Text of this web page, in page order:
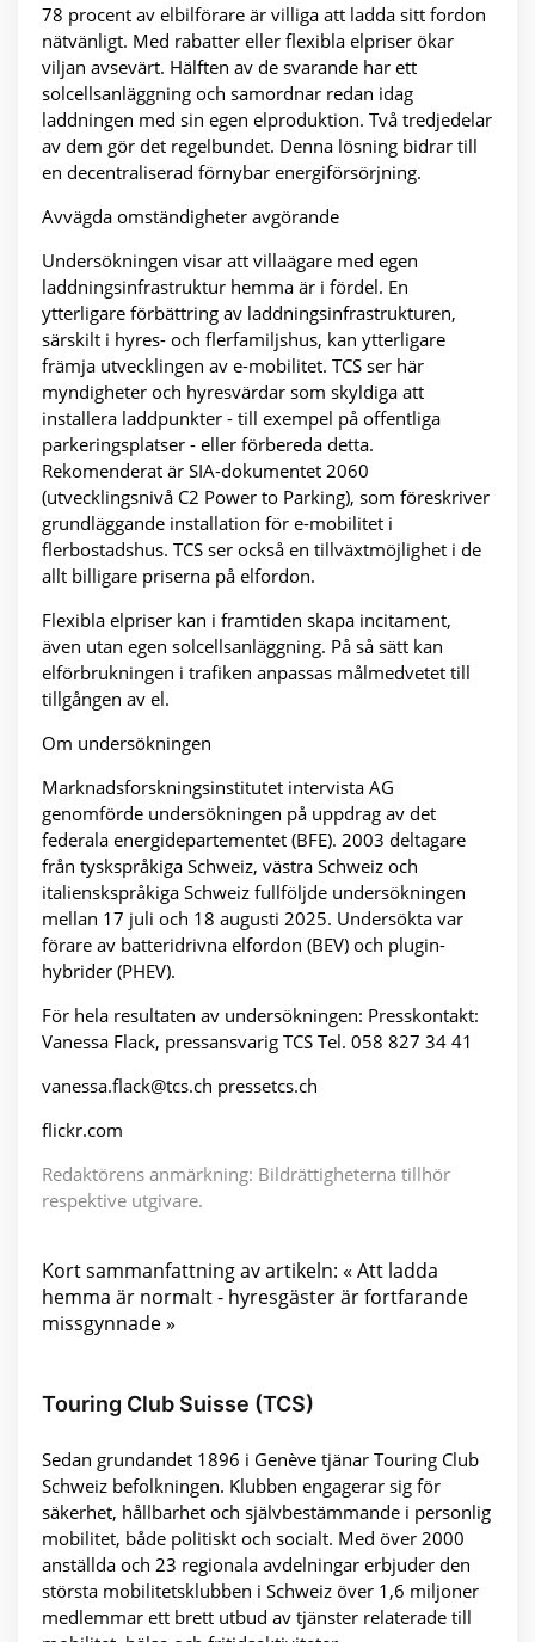
78 procent av elbilförare är villiga att ladda sitt fordon
nätvänligt. Med rabatter eller flexibla elpriser ökar
viljan avsevärt. Hälften av de svarande har ett
solcellsanläggning och samordnar redan idag
laddningen med sin egen elproduktion. Två tredjedelar
av dem gör det regelbundet. Denna lösning bidrar till
en decentraliserad förnybar energiförsörjning.
Avvägda omständigheter avgörande
Undersökningen visar att villaägare med egen
laddningsinfrastruktur hemma är i fördel. En
ytterligare förbättring av laddningsinfrastrukturen,
särskilt i hyres- och flerfamiljshus, kan ytterligare
främja utvecklingen av e-mobilitet. TCS ser här
myndigheter och hyresvärdar som skyldiga att
installera laddpunkter - till exempel på offentliga
parkeringsplatser - eller förbereda detta.
Rekomenderat är SIA-dokumentet 2060
(utvecklingsnivå C2 Power to Parking), som föreskriver
grundläggande installation för e-mobilitet i
flerbostadshus. TCS ser också en tillväxtmöjlighet i de
allt billigare priserna på elfordon.
Flexibla elpriser kan i framtiden skapa incitament,
även utan egen solcellsanläggning. På så sätt kan
elförbrukningen i trafiken anpassas målmedvetet till
tillgången av el.
Om undersökningen
Marknadsforskningsinstitutet intervista AG
genomförde undersökningen på uppdrag av det
federala energidepartementet (BFE). 2003 deltagare
från tyskspråkiga Schweiz, västra Schweiz och
italienskspråkiga Schweiz fullföljde undersökningen
mellan 17 juli och 18 augusti 2025. Undersökta var
förare av batteridrivna elfordon (BEV) och plugin-
hybrider (PHEV).
För hela resultaten av undersökningen: Presskontakt:
Vanessa Flack, pressansvarig TCS Tel. 058 827 34 41
vanessa.flack@tcs.ch pressetcs.ch
flickr.com
Redaktörens anmärkning: Bildrättigheterna tillhör
respektive utgivare.
Kort sammanfattning av artikeln: « Att ladda
hemma är normalt - hyresgäster är fortfarande
missgynnade »
Touring Club Suisse (TCS)
Sedan grundandet 1896 i Genève tjänar Touring Club
Schweiz befolkningen. Klubben engagerar sig för
säkerhet, hållbarhet och självbestämmande i personlig
mobilitet, både politiskt och socialt. Med över 2000
anställda och 23 regionala avdelningar erbjuder den
största mobilitetsklubben i Schweiz över 1,6 miljoner
medlemmar ett brett utbud av tjänster relaterade till